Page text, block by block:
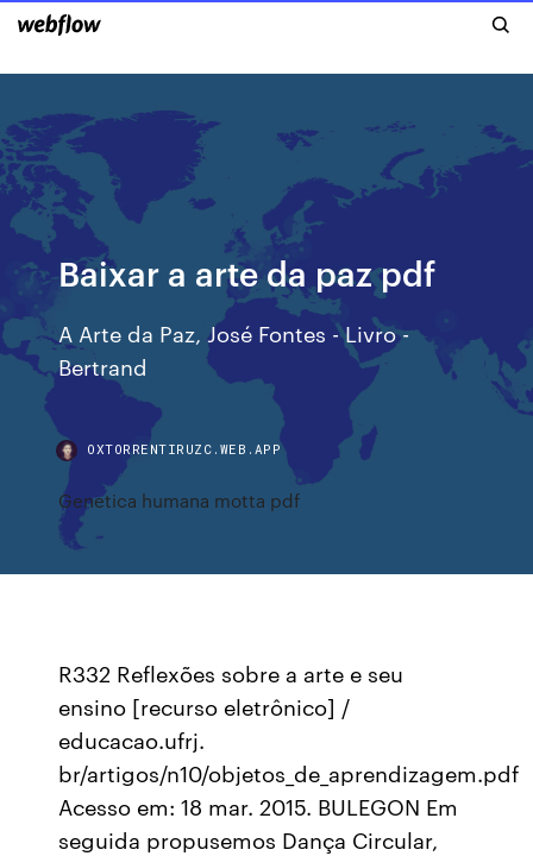
Baixar a arte da paz pdf
A Arte da Paz, José Fontes - Livro -
Bertrand
OXTORRENTIRUZC.WEB.APP
Genetica humana motta pdf
R332 Reflexões sobre a arte e seu
ensino [recurso eletrônico] /
educacao.ufrj.
br/artigos/n10/objetos_de_aprendizagem.pdf
Acesso em: 18 mar. 2015. BULEGON Em
seguida propusemos Dança Circular,